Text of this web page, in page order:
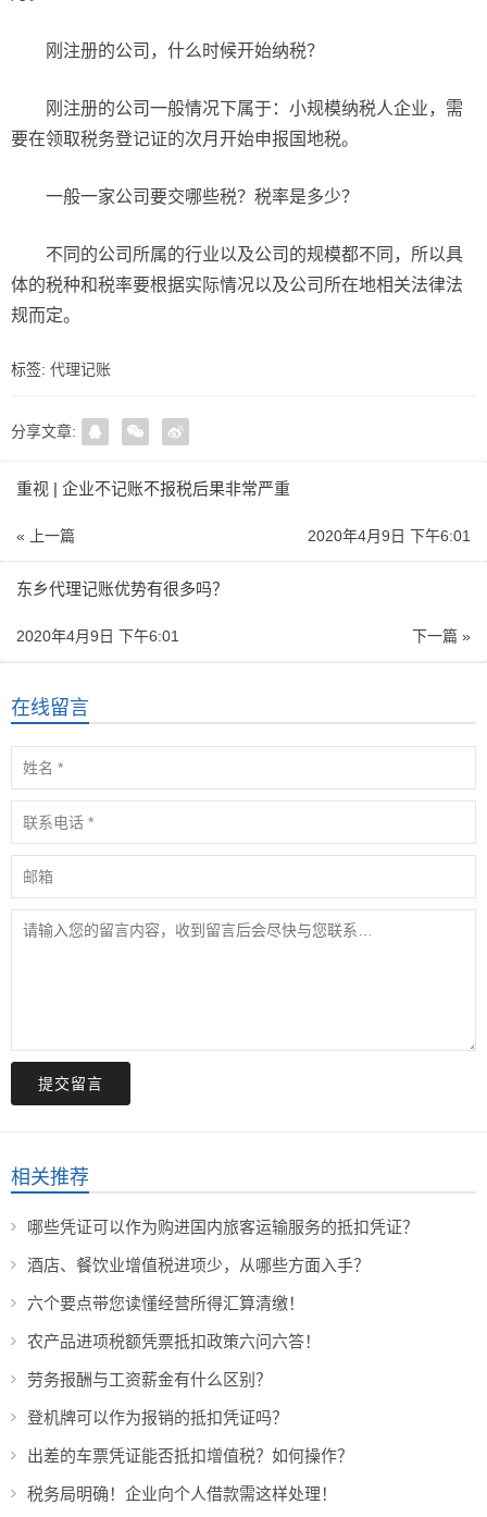
刚注册的公司，什么时候开始纳税？
刚注册的公司一般情况下属于：小规模纳税人企业，需
要在领取税务登记证的次月开始申报国地税。
一般一家公司要交哪些税？税率是多少？
不同的公司所属的行业以及公司的规模都不同，所以具
体的税种和税率要根据实际情况以及公司所在地相关法律法
规而定。
标签: 代理记账
分享文章:
重视 | 企业不记账不报税后果非常严重
« 上一篇 2020年4月9日 下午6:01
东乡代理记账优势有很多吗？
下一篇 »
2020年4月9日 下午6:01
在线留言
提交留言
相关推荐
哪些凭证可以作为购进国内旅客运输服务的抵扣凭证？
酒店、餐饮业增值税进项少，从哪些方面入手？
六个要点带您读懂经营所得汇算清缴！
农产品进项税额凭票抵扣政策六问六答！
劳务报酬与工资薪金有什么区别？
登机牌可以作为报销的抵扣凭证吗？
出差的车票凭证能否抵扣增值税？如何操作？
税务局明确！企业向个人借款需这样处理！